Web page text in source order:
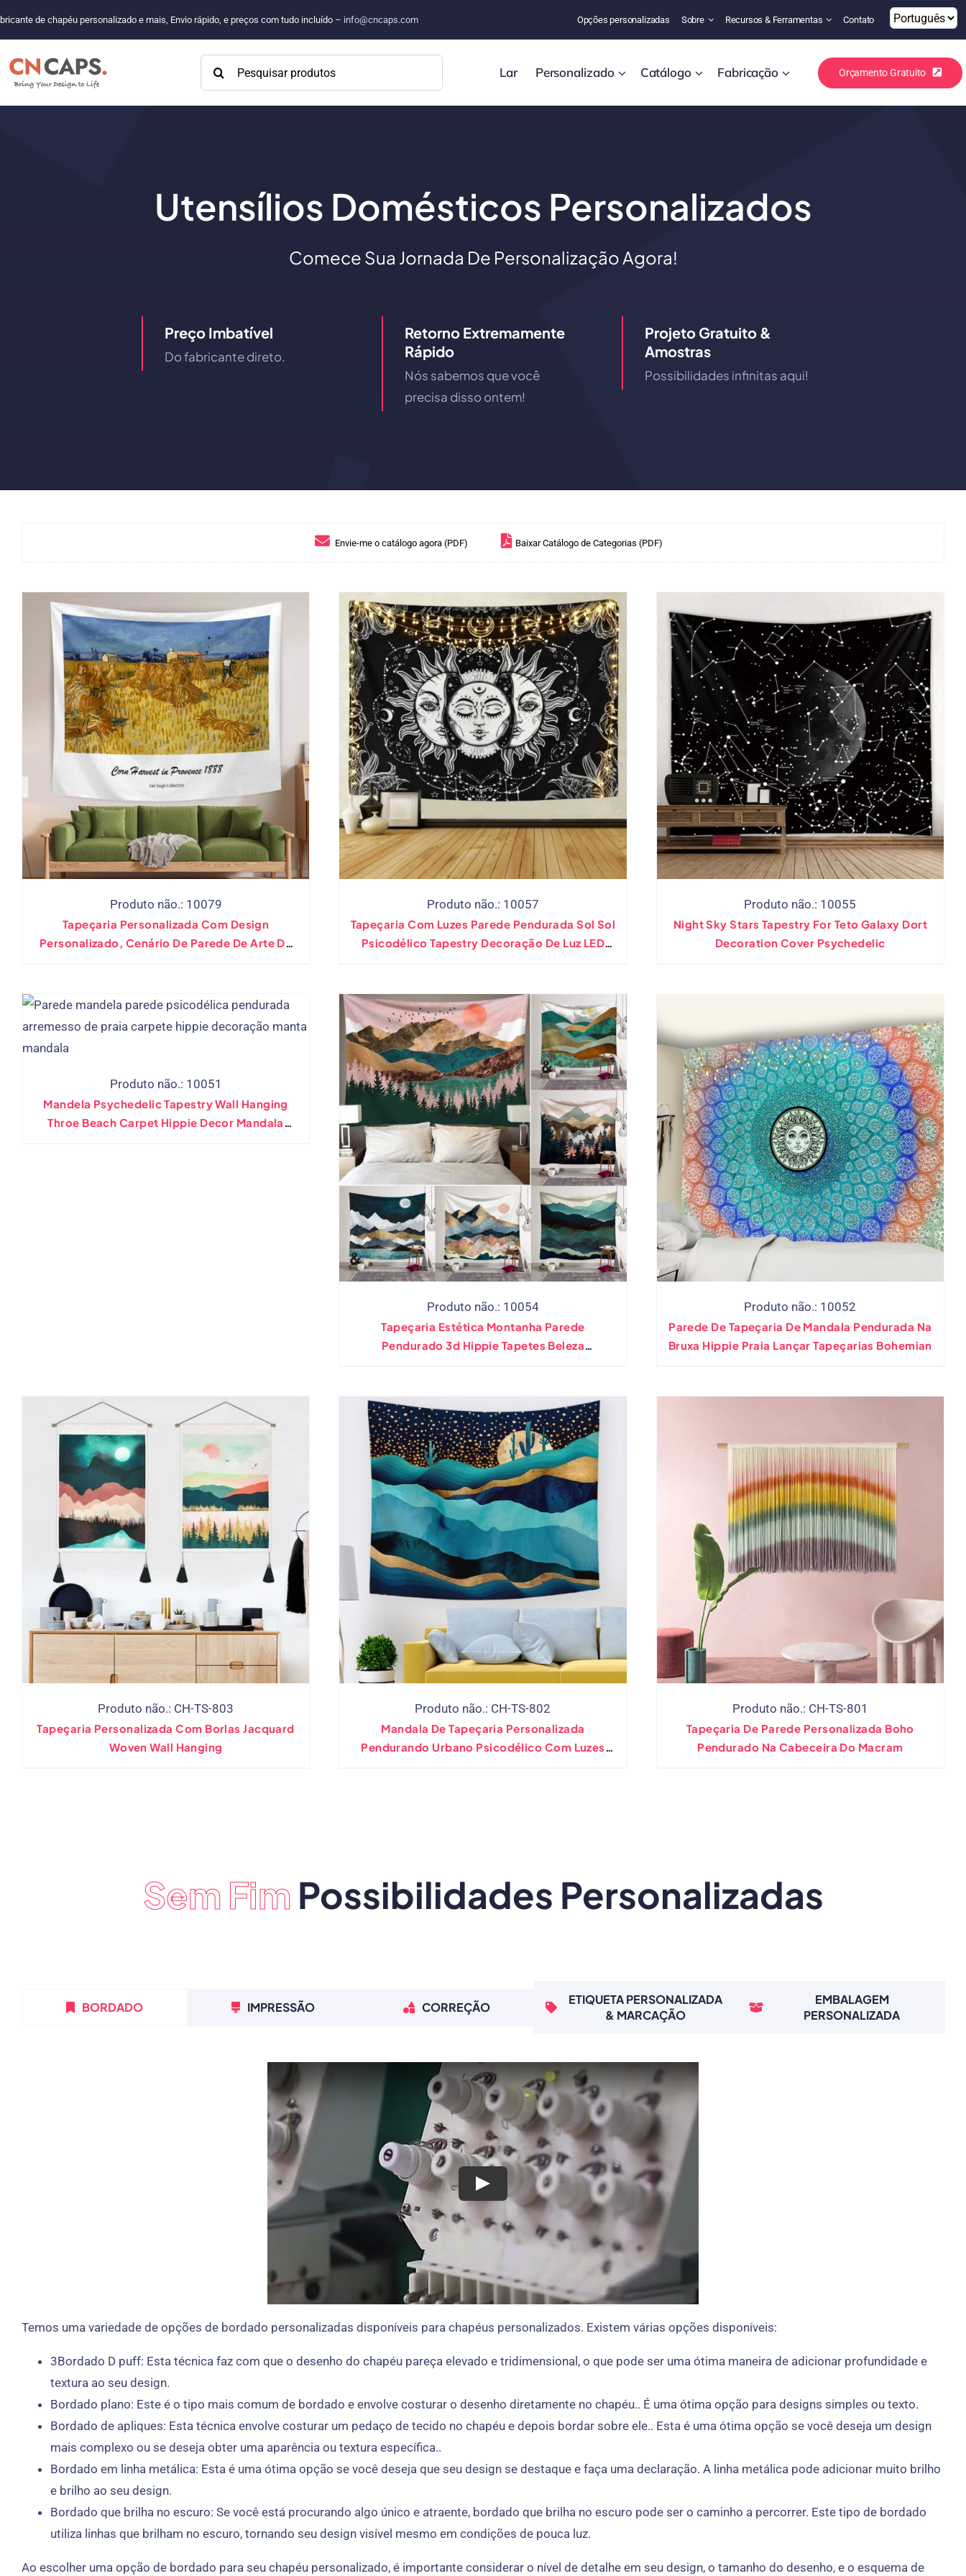
conteúdo
de chapéu personalizado e mais, Envio rápido, e preços com tudo incluído – info@cncaps.com Opções personalizadas Sobre Recursos & Ferramentas Contato
Procurar: Lar Personalizado Catálogo Fabricação Orçamento Gratuito
Utensílios Domésticos Personalizados
Comece Sua Jornada De Personalização Agora!
Preço Imbatível
Do fabricante direto.
Retorno Extremamente
Rápido
Nós sabemos que você
precisa disso ontem!
Projeto Gratuito &
Amostras
Possibilidades infinitas aqui!
Envie-me o catálogo agora (PDF) Baixar Catálogo de Categorias (PDF)
Produto não.: 10079
Tapeçaria Personalizada Com Design
Personalizado, Cenário De Parede De Arte De
Produto não.: 10057
Tapeçaria Com Luzes Parede Pendurada Sol Sol
Psicodélico Tapestry Decoração De Luz LED
Produto não.: 10055
Night Sky Stars Tapestry For Teto Galaxy Dort
Decoration Cover Psychedelic
Produto não.: 10051
Mandela Psychedelic Tapestry Wall Hanging
Throe Beach Carpet Hippie Decor Mandala
Produto não.: 10054
Tapeçaria Estética Montanha Parede
Pendurado 3d Hippie Tapetes Beleza
Produto não.: 10052
Parede De Tapeçaria De Mandala Pendurada Na
Bruxa Hippie Praia Lançar Tapeçarias Bohemian
Produto não.: CH-TS-803
Tapeçaria Personalizada Com Borlas Jacquard
Woven Wall Hanging
Produto não.: CH-TS-802
Mandala De Tapeçaria Personalizada
Pendurando Urbano Psicodélico Com Luzes
Produto não.: CH-TS-801
Tapeçaria De Parede Personalizada Boho
Pendurado Na Cabeceira Do Macram
Sem Fim Possibilidades Personalizadas
BORDADO IMPRESSÃO CORREÇÃO
ETIQUETA PERSONALIZADA
& MARCAÇÃO
EMBALAGEM
PERSONALIZADA
Temos uma variedade de opções de bordado personalizadas disponíveis para chapéus personalizados. Existem várias opções disponíveis:
3Bordado D puff: Esta técnica faz com que o desenho do chapéu pareça elevado e tridimensional, o que pode ser uma ótima maneira de adicionar profundidade e
textura ao seu design.
Bordado plano: Este é o tipo mais comum de bordado e envolve costurar o desenho diretamente no chapéu.. É uma ótima opção para designs simples ou texto.
Bordado de apliques: Esta técnica envolve costurar um pedaço de tecido no chapéu e depois bordar sobre ele.. Esta é uma ótima opção se você deseja um design
mais complexo ou se deseja obter uma aparência ou textura específica..
Bordado em linha metálica: Esta é uma ótima opção se você deseja que seu design se destaque e faça uma declaração. A linha metálica pode adicionar muito brilho
e brilho ao seu design.
Bordado que brilha no escuro: Se você está procurando algo único e atraente, bordado que brilha no escuro pode ser o caminho a percorrer. Este tipo de bordado
utiliza linhas que brilham no escuro, tornando seu design visível mesmo em condições de pouca luz.
Ao escolher uma opção de bordado para seu chapéu personalizado, é importante considerar o nível de detalhe em seu design, o tamanho do desenho, e o esquema de